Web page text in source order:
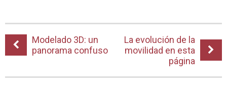
Modelado 3D: un
panorama confuso
La evolución de la
movilidad en esta
página